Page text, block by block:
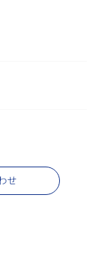
せ